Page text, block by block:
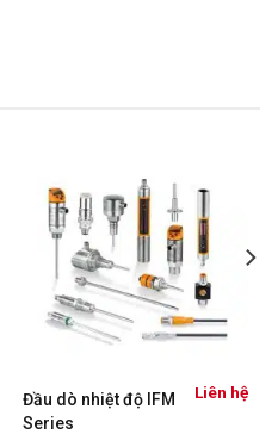
Đầu dò nhiệt độ IFM
Series
Liên hệ